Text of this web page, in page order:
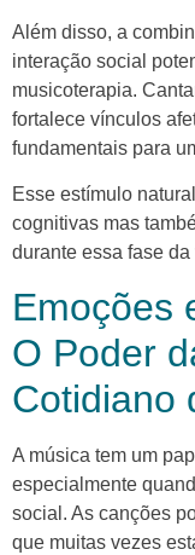
Além disso, a
interação social
musicoterapia.
fortalece vínculos
fundamentais para
Esse estímulo
cognitivas mas
durante essa fase da
Emoções
O Poder
Cotidiano
A música tem um
especialmente
social. As canções
que muitas vezes